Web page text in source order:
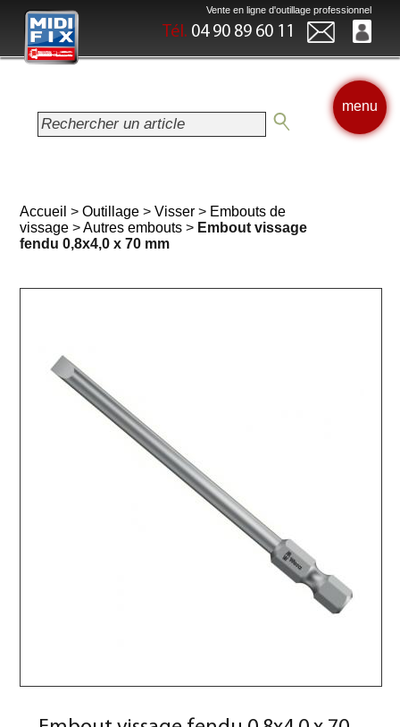
Vente en ligne d'outillage professionnel
Tél. 04 90 89 60 11
menu
Accueil >Outillage >Visser > Embouts de
vissage >Autres embouts > Embout vissage
fendu 0,8x4,0 x 70 mm